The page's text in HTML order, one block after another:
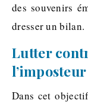
des souvenirs
dresser un bilan.
Lutter
l’imposteur
Dans cet